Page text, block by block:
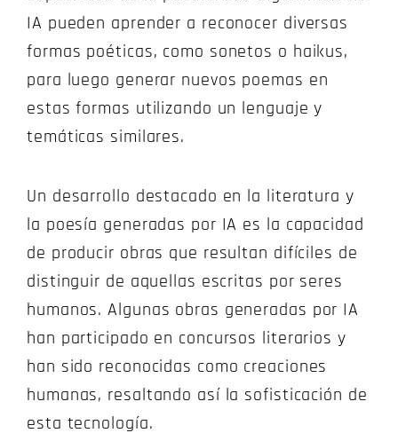
IA pueden aprender a reconocer diversas
formas poéticas, como sonetos o haikus,
para luego generar nuevos poemas en
estas formas utilizando un lenguaje y
temáticas similares.
Un desarrollo destacado en la literatura y
la poesía generadas por IA es la capacidad
de producir obras que resultan difíciles de
distinguir de aquellas escritas por seres
humanos. Algunas obras generadas por IA
han participado en concursos literarios y
han sido reconocidas como creaciones
humanas, resaltando así la sofisticación de
esta tecnología.